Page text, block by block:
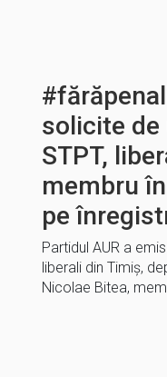
solicite de
STPT,
membru
pe
Partidul AUR a
liberali din Timiș,
Nicolae Bitea,